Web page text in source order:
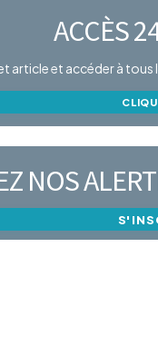
ACCÈS
article et accéder à
NOS